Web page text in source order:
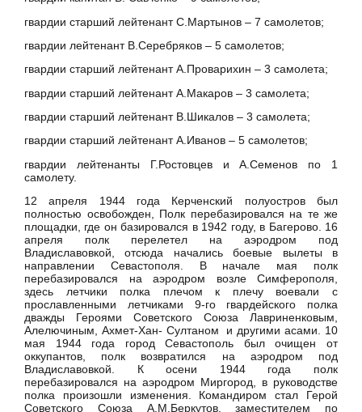
гвардии старший лейтенант С.Мартынов – 7 самолетов;
гвардии лейтенант В.Серебряков – 5 самолетов;
гвардии старший лейтенант А.Проварихин – 3 самолета;
гвардии старший лейтенант А.Макаров – 3 самолета;
гвардии старший лейтенант В.Шикалов – 3 самолета;
гвардии старший лейтенант А.Иванов – 5 самолетов;
гвардии лейтенанты Г.Ростовцев и А.Семенов по 1
самолету.
12 апреля 1944 года Керченский полуостров был
полностью освобожден, Полк перебазировался на те же
площадки, где он базировался в 1942 году, в Багерово. 16
апреля полк перелетел на аэродром под
Владиславовкой, отсюда начались боевые вылеты в
направлении Севастополя. В начале мая полк
перебазировался на аэродром возле Симферополя,
здесь летчики полка плечом к плечу воевали с
прославленными летчиками 9-го гвардейского полка
дважды Героями Советского Союза Лавриненковым,
Алелючиным, Ахмет-Хан- Султаном и другими асами. 10
мая 1944 года город Севастополь был очищен от
оккупантов, полк возвратился на аэродром под
Владиславовкой. К осени 1944 года полк
перебазировался на аэродром Миргород, в руководстве
полка произошли изменения. Командиром стал Герой
Советского Союза А.М.Беркутов, заместителем по